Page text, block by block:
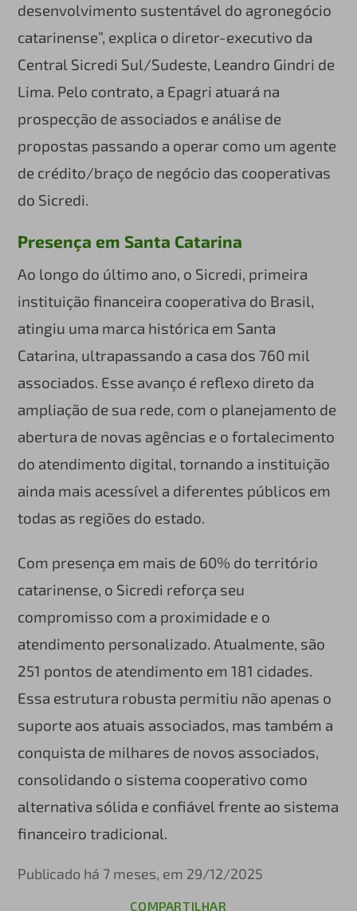
desenvolvimento sustentável do agronegócio
catarinense”, explica o diretor-executivo da
Central Sicredi Sul/Sudeste, Leandro Gindri de
Lima. Pelo contrato, a Epagri atuará na
prospecção de associados e análise de
propostas passando a operar como um agente
de crédito/braço de negócio das cooperativas
do Sicredi.
Presença em Santa Catarina
Ao longo do último ano, o Sicredi, primeira
instituição financeira cooperativa do Brasil,
atingiu uma marca histórica em Santa
Catarina, ultrapassando a casa dos 760 mil
associados. Esse avanço é reflexo direto da
ampliação de sua rede, com o planejamento de
abertura de novas agências e o fortalecimento
do atendimento digital, tornando a instituição
ainda mais acessível a diferentes públicos em
todas as regiões do estado.
Com presença em mais de 60% do território
catarinense, o Sicredi reforça seu
compromisso com a proximidade e o
atendimento personalizado. Atualmente, são
251 pontos de atendimento em 181 cidades.
Essa estrutura robusta permitiu não apenas o
suporte aos atuais associados, mas também a
conquista de milhares de novos associados,
consolidando o sistema cooperativo como
alternativa sólida e confiável frente ao sistema
financeiro tradicional.
Publicado há 7 meses, em 29/12/2025
COMPARTILHAR